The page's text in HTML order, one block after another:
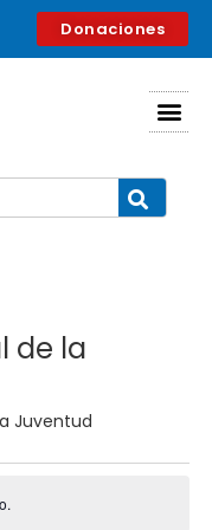
Donaciones
de la
Juventud